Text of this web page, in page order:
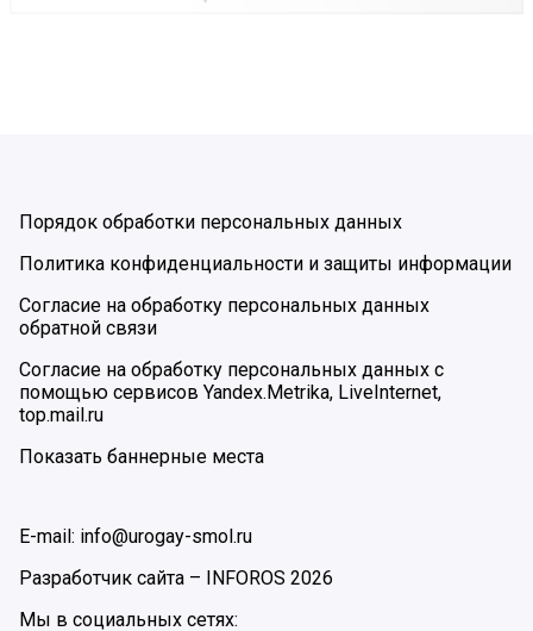
Порядок обработки персональных данных
Политика конфиденциальности и защиты информации
Согласие на обработку персональных данных
обратной связи
Согласие на обработку персональных данных с
помощью сервисов Yandex.Metrika, LiveInternet,
top.mail.ru
Показать баннерные места
E-mail: info@urogay-smol.ru
Разработчик сайта –
INFOROS 2026
Мы в социальных сетях: